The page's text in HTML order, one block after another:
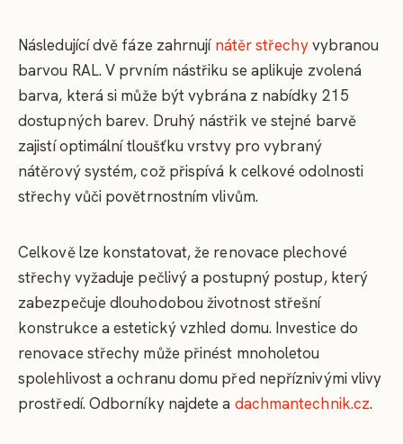
Následující dvě fáze zahrnují nátěr střechyvybranou
barvou RAL. V prvním nástřiku se aplikuje zvolená
barva, která si může být vybrána z nabídky 215
dostupných barev. Druhý nástřik ve stejné barvě
zajistí optimální tloušťku vrstvy pro vybraný
nátěrový systém, což přispívá k celkové odolnosti
střechy vůči povětrnostním vlivům.
Celkově lze konstatovat, že renovace plechové
střechy vyžaduje pečlivý a postupný postup, který
zabezpečuje dlouhodobou životnost střešní
konstrukce a estetický vzhled domu. Investice do
renovace střechy může přinést mnoholetou
spolehlivost a ochranu domu před nepříznivými vlivy
prostředí. Odborníky najdete a dachmantechnik.cz.